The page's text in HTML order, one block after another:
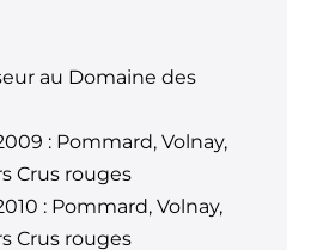
au Domaine des
: Pommard, Volnay,
Crus rouges
: Pommard, Volnay,
Crus rouges